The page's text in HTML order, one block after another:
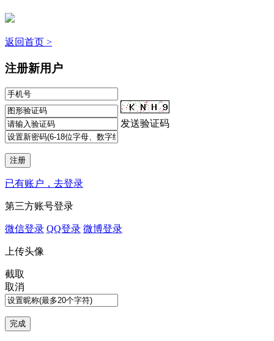
返回首页 >
注册新用户
发送验证码
已有账户，去登录
第三方账号登录
微信登录 QQ登录 微博登录
上传头像
截取
取消